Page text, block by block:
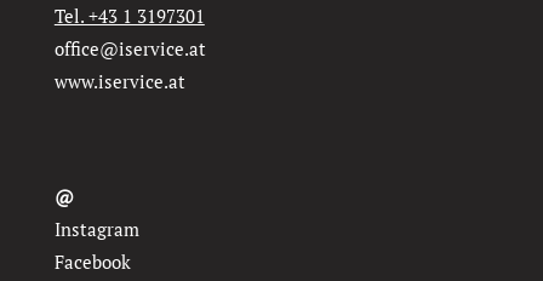
Tel. +43 1 3197301
office@iservice.at
www.iservice.at
@
Instagram
Facebook